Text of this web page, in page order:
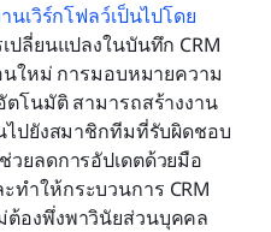
นเวิร์กโฟลว์เป็นไปโดย
ปลี่ยนแปลงในบันทึก CRM
นใหม่ การมอบหมายความ
ตโนมัติ สามารถสร้างงาน
ไปยังสมาชิกทีมที่รับผิดชอบ
วยลดการอัปเดตด้วยมือ
ทำให้กระบวนการ CRM
ต้องพึ่งพาวินัยส่วนบุคคล